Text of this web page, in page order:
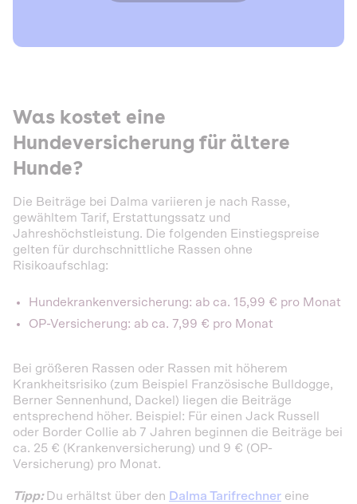
Was kostet eine
Hundeversicherung für ältere
Hunde?
Die Beiträge bei Dalma variieren je nach Rasse,
gewähltem Tarif, Erstattungssatz und
Jahreshöchstleistung. Die folgenden Einstiegspreise
gelten für durchschnittliche Rassen ohne
Risikoaufschlag:
Hundekrankenversicherung: ab ca. 15,99 € pro Monat
OP-Versicherung: ab ca. 7,99 € pro Monat
Bei größeren Rassen oder Rassen mit höherem
Krankheitsrisiko (zum Beispiel Französische Bulldogge,
Berner Sennenhund, Dackel) liegen die Beiträge
entsprechend höher. Beispiel: Für einen Jack Russell
oder Border Collie ab 7 Jahren beginnen die Beiträge bei
ca. 25 € (Krankenversicherung) und 9 € (OP-
Versicherung) pro Monat.
Tipp: Du erhältst über den Dalma Tarifrechner eine